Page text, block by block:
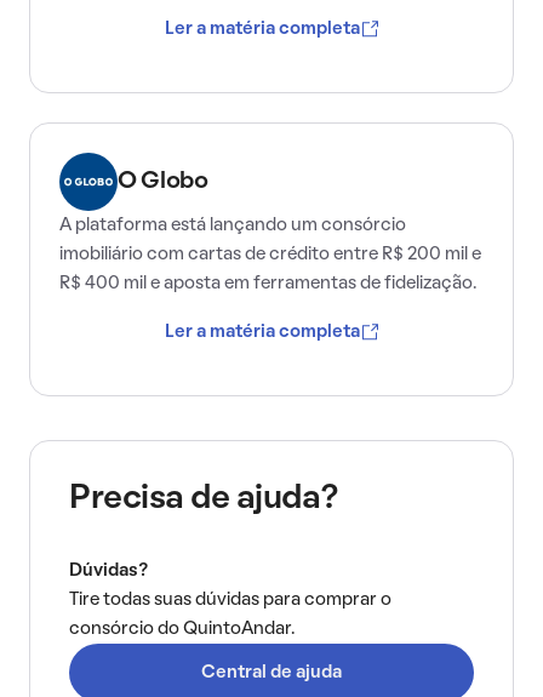
Ler a matéria completa
O Globo
A plataforma está lançando um consórcio
imobiliário com cartas de crédito entre R$ 200 mil e
R$ 400 mil e aposta em ferramentas de fidelização.
Ler a matéria completa
Precisa de ajuda?
Dúvidas?
Tire todas suas dúvidas para comprar o
consórcio do QuintoAndar.
Central de ajuda